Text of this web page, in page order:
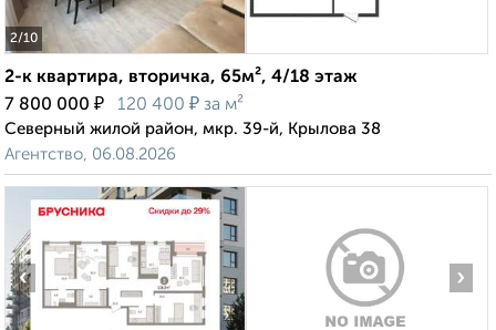
2/10
2-к квартира, вторичка, 65м², 4/18 этаж
7 800 000 ₽ 120 400 ₽ за м²
Северный жилой район, мкр. 39-й, Крылова 38
Агентство, 06.08.2026
‹ ›